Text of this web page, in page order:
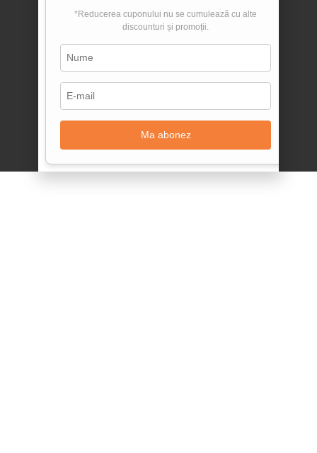
*Reducerea cuponului nu se cumulează cu alte
discounturi și promoții.
Ma abonez